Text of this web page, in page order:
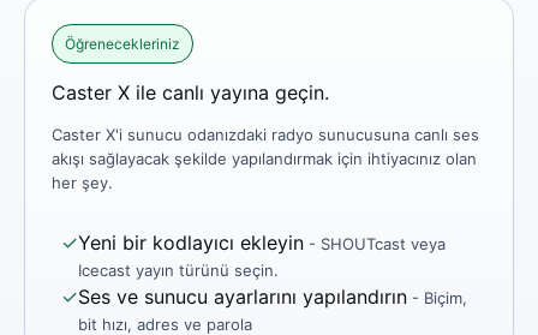
Öğrenecekleriniz
Caster X ile canlı yayına geçin.
Caster X'i sunucu odanızdaki radyo sunucusuna canlı ses
akışı sağlayacak şekilde yapılandırmak için ihtiyacınız olan
her şey.
✓Yeni bir kodlayıcı ekleyin - SHOUTcast veya
Icecast yayın türünü seçin.
✓Ses ve sunucu ayarlarını yapılandırın - Biçim,
bit hızı, adres ve parola